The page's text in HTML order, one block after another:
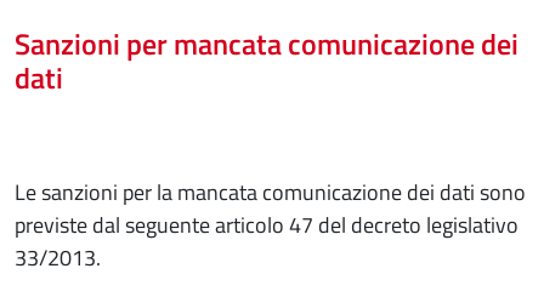
Sanzioni per mancata comunicazione dei
dati
Le sanzioni per la mancata comunicazione dei dati sono
previste dal seguente articolo 47 del decreto legislativo
33/2013.